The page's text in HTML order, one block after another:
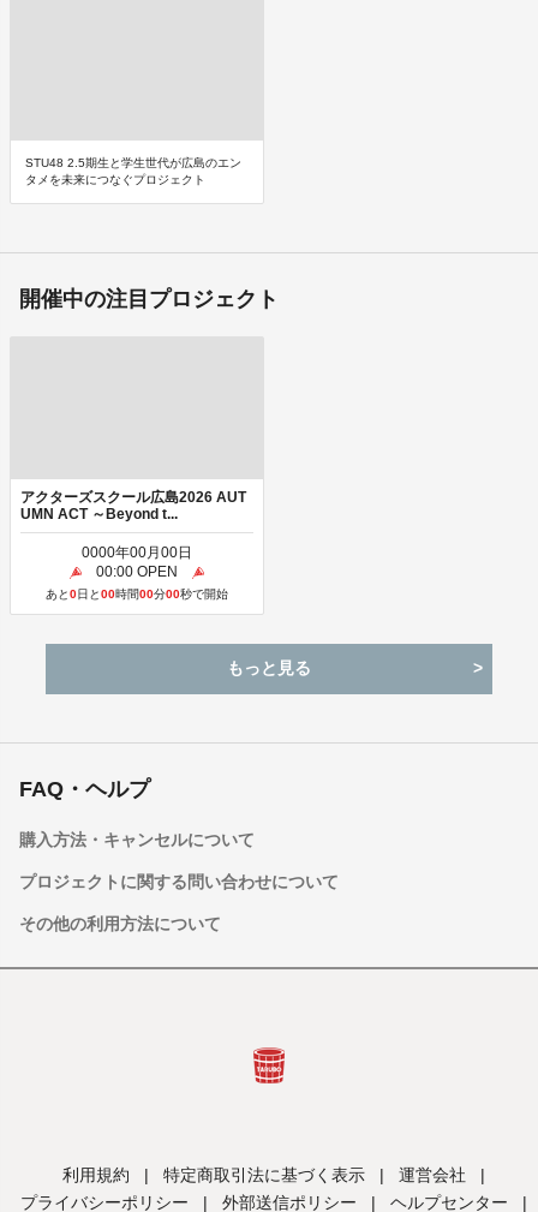
STU48 2.5期生と学生世代が広島のエン
タメを未来につなぐプロジェクト
開催中の注目プロジェクト
アクターズスクール広島2026 AUT
UMN ACT ～Beyond t...
0000年00月00日
00:00 OPEN
あと0日と00時間00分00秒で開始
もっと見る
FAQ・ヘルプ
購入方法・キャンセルについて
プロジェクトに関する問い合わせについて
その他の利用方法について
利用規約 | 特定商取引法に基づく表示 | 運営会社
|
プライバシーポリシー
| 外部送信ポリシー | ヘルプセンター |